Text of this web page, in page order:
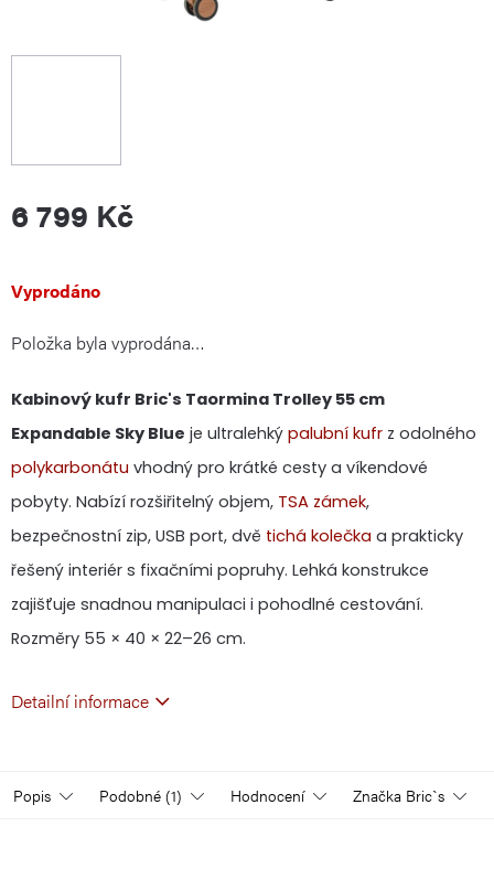
6 799 Kč
Měrná
cena:
Vyprodáno
Položka byla vyprodána…
Kabinový kufr Bric's Taormina Trolley 55 cm
Expandable Sky Blue je ultralehký palubní kufr z odolného
polykarbonátu vhodný pro krátké cesty a víkendové
pobyty. Nabízí rozšiřitelný objem, TSA zámek,
bezpečnostní zip, USB port, dvě tichá kolečka a prakticky
řešený interiér s fixačními popruhy. Lehká konstrukce
zajišťuje snadnou manipulaci i pohodlné cestování.
Rozměry 55 × 40 × 22–26 cm.
Detailní informace
Popis Podobné (1) Hodnocení Značka Bric`s